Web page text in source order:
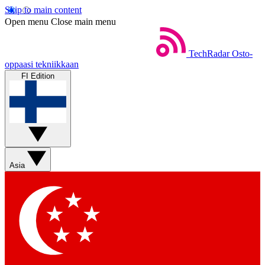
Skip to main content
Open menu Close main menu
TechRadar Osto-
oppaasi tekniikkaan
FI Edition
Asia